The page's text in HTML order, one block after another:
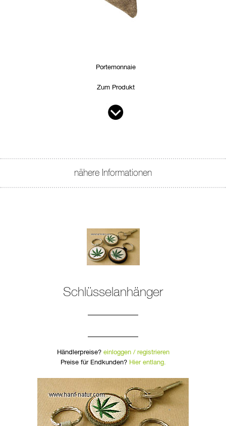
Portemonnaie
Zum Produkt
nähere Informationen
Schlüsselanhänger
Händlerpreise? einloggen / registrieren
Preise für Endkunden? Hier entlang.